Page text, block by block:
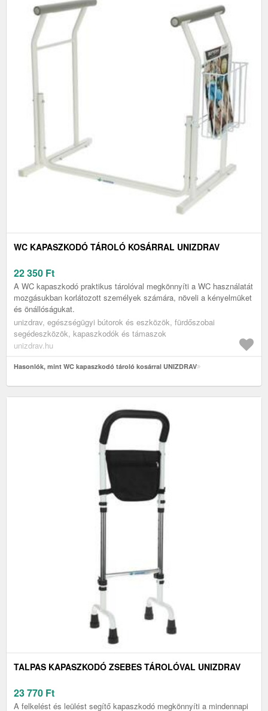
WC KAPASZKODÓ TÁROLÓ KOSÁRRAL UNIZDRAV
22 350 Ft
A WC kapaszkodó praktikus tárolóval megkönnyíti a WC használatát
mozgásukban korlátozott személyek számára, növeli a kényelmüket
és önállóságukat.
unizdrav, egészségügyi bútorok és eszközök, fürdőszobai
segédeszközök, kapaszkodók és támaszok
unizdrav.hu
Hasonlók, mint WC kapaszkodó tároló kosárral UNIZDRAV
TALPAS KAPASZKODÓ ZSEBES TÁROLÓVAL UNIZDRAV
23 770 Ft
A felkelést és leülést segítő kapaszkodó megkönnyíti a mindennapi